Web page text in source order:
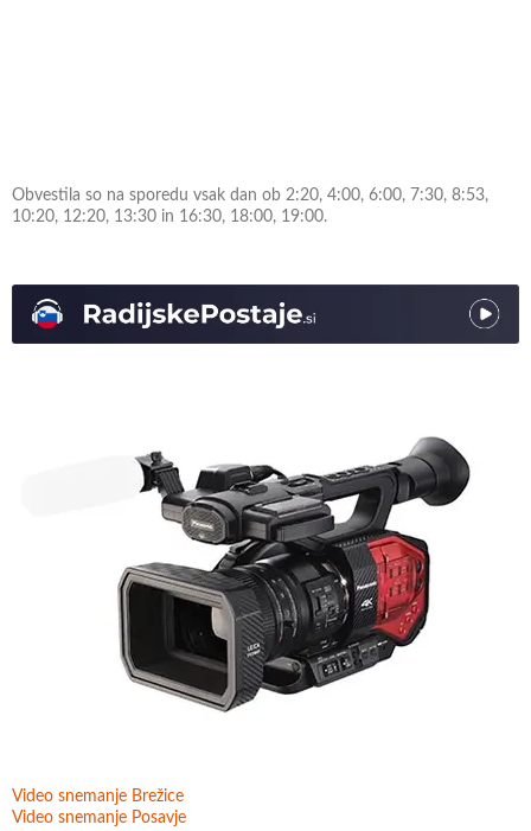
Obvestila so na sporedu vsak dan ob 2:20, 4:00, 6:00, 7:30, 8:53,
10:20, 12:20, 13:30 in 16:30, 18:00, 19:00.
Video snemanje Brežice
Video snemanje Posavje